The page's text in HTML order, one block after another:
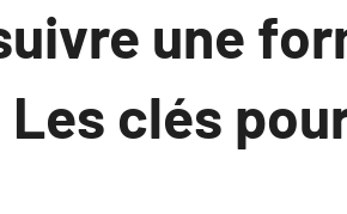
une
Les clés